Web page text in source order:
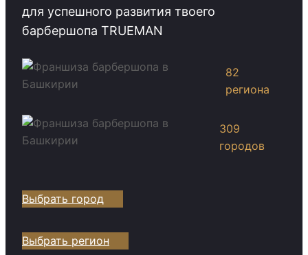
для успешного развития твоего
барбершопа TRUEMAN
82
региона
309
городов
Выбрать город
Выбрать регион